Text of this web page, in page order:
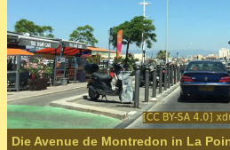
Die Avenue de Montredon in La